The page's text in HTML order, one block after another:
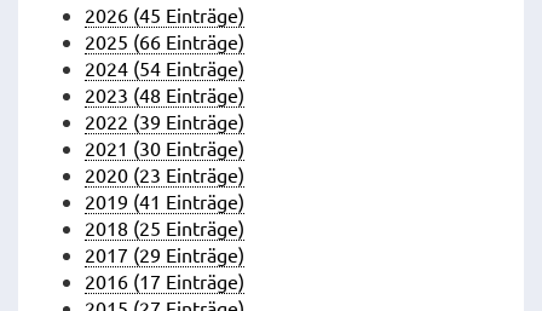
2026 (45 Einträge)
2025 (66 Einträge)
2024 (54 Einträge)
2023 (48 Einträge)
2022 (39 Einträge)
2021 (30 Einträge)
2020 (23 Einträge)
2019 (41 Einträge)
2018 (25 Einträge)
2017 (29 Einträge)
2016 (17 Einträge)